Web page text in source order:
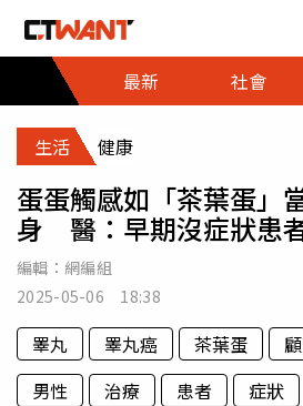
最新
社會
生活 健康
蛋蛋觸感如「茶葉蛋」
身 醫：早期沒症狀患
編輯： 網編組
2025-05-06 18:38
睪丸 睪丸癌 茶葉蛋
男性
治療 患者 症狀